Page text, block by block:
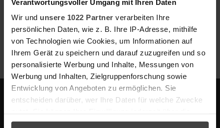
Verantwortungsvoller Umgang mit Ihren Daten
Wir und unsere 1022 Partner verarbeiten Ihre
persönlichen Daten, wie z. B. Ihre IP-Adresse, mithilfe
von Technologien wie Cookies, um Informationen auf
Ihrem Gerät zu speichern und darauf zuzugreifen und so
personalisierte Werbung und Inhalte, Messungen von
Werbung und Inhalten, Zielgruppenforschung sowie
Entwicklung von Angeboten zu ermöglichen. Sie
entscheiden darüber, wer Ihre Daten für welche Zwecke
Cookie-Erklärung oder durch Klicken auf das Privacy
für Gruppenarbeiten geeignet.
Der gesamte Raum ist 45 m² groß und fasst 16 Personen
bei einer Block Bestuhlung.